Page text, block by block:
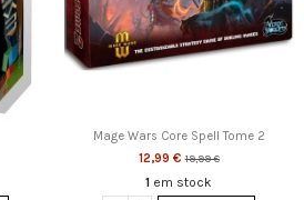
Mage Wars Core Spell Tome 2
12,99 €19,99 €
1 em stock